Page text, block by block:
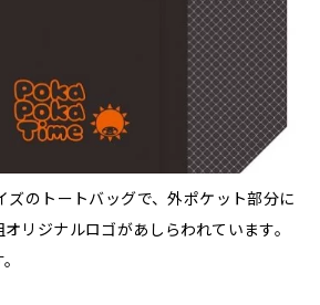
ズのトートバッグで、外ポケット部分に
リジナルロゴがあしらわれています。